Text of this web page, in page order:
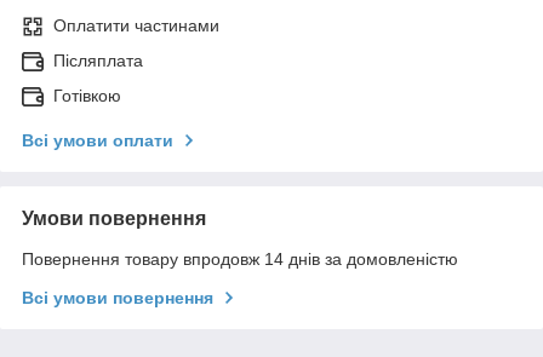
Оплатити частинами
Післяплата
Готівкою
Всі умови оплати
Умови повернення
Повернення товару впродовж 14 днів за домовленістю
Всі умови повернення